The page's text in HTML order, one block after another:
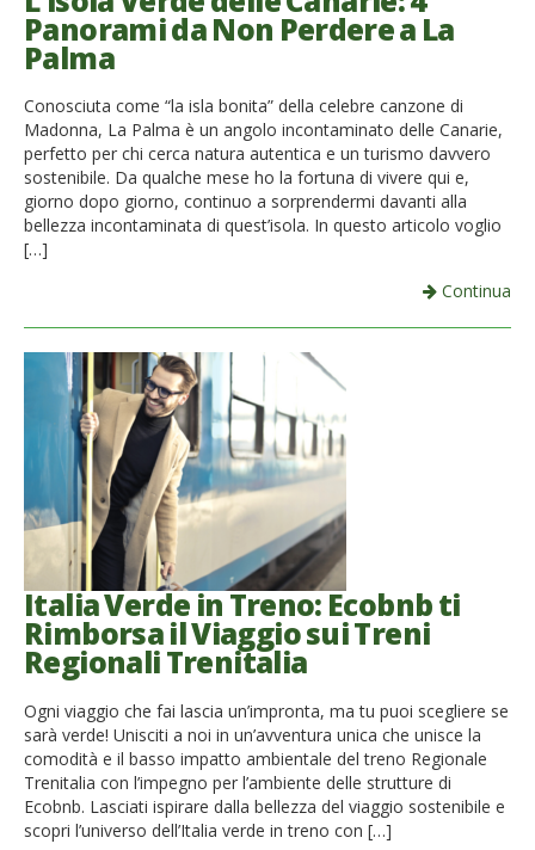
French
Panorami da Non Perdere a La
Palma
Conosciuta come “la isla bonita” della celebre canzone di
Madonna, La Palma è un angolo incontaminato delle Canarie,
perfetto per chi cerca natura autentica e un turismo davvero
sostenibile. Da qualche mese ho la fortuna di vivere qui e,
giorno dopo giorno, continuo a sorprendermi davanti alla
bellezza incontaminata di quest’isola. In questo articolo voglio
[…]
Continua
Italia Verde in Treno: Ecobnb ti
Rimborsa il Viaggio sui Treni
Regionali Trenitalia
Ogni viaggio che fai lascia un’impronta, ma tu puoi scegliere se
sarà verde! Unisciti a noi in un’avventura unica che unisce la
comodità e il basso impatto ambientale del treno Regionale
Trenitalia con l’impegno per l’ambiente delle strutture di
Ecobnb. Lasciati ispirare dalla bellezza del viaggio sostenibile e
scopri l’universo dell’Italia verde in treno con […]